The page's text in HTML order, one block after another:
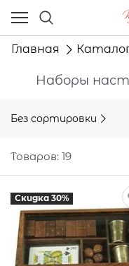
Главная
Наборы
Без сортировки
Товаров: 19
Скидка 30%
Ваш город - Москва,
угадали?
ДА НЕТ